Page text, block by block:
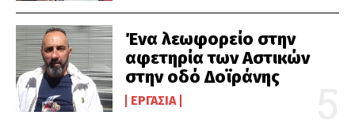
Ένα λεωφορείο στην
αφετηρία των Αστικών
στην οδό Δοϊράνης
ΕΡΓΑΣΊΑ